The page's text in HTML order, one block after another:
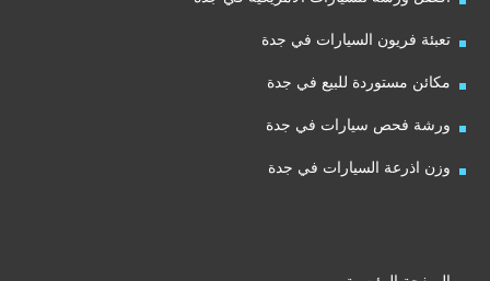
تعبئة فريون السيارات في جدة
مكائن مستوردة للبيع في جدة
ورشة فحص سيارات في جدة
وزن اذرعة السيارات في جدة